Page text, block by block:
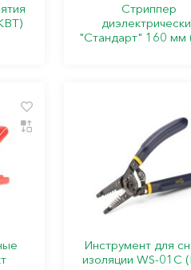
Стриппер
"Стандарт" 160 мм
Инструмент для
изоляции WS-01C